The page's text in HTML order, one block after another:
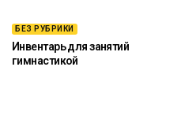
БЕЗ РУБРИКИ
Инвентарь для занятий
гимнастикой